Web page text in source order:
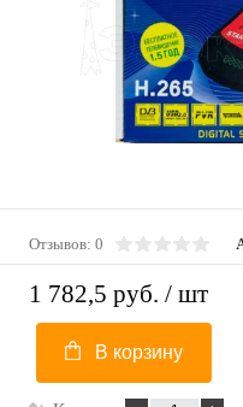
Отзывов: 0
1 782,5 руб. / шт
В корзину